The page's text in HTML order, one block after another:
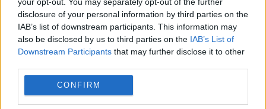
disclosure of your personal information by third parties on the
IAB’s list of downstream participants. This information may
also be disclosed by us to third parties on the IAB’s List of
Downstream Participants that may further disclose it to other
CONFIRM